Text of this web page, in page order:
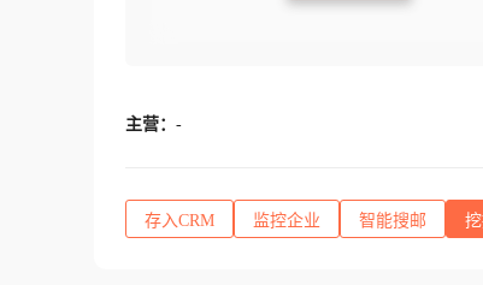
主营： -
存入CRM 监控企业 智能搜邮